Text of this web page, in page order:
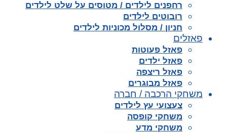
רחפנים לילדים / מטוסים על שלט לילדים
רובוטים לילדים
חניון / מסלול מכוניות לילדים
פאזלים
פאזל פעוטות
פאזל ילדים
פאזל ריצפה
פאזל מבוגרים
משחקי הרכבה / חברה
צעצועי עץ לילדים
משחקי קופסה
משחקי מדע